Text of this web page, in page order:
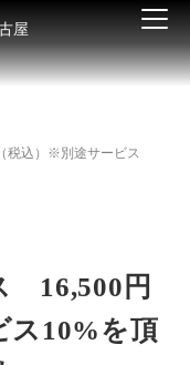
屋
税込）※別途サービス
16,500円
ス10%を頂